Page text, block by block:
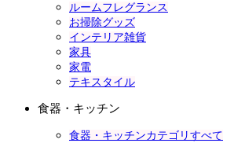
ルームフレグランス
お掃除グッズ
インテリア雑貨
家具
家電
テキスタイル
食器・キッチン
食器・キッチンカテゴリすべて